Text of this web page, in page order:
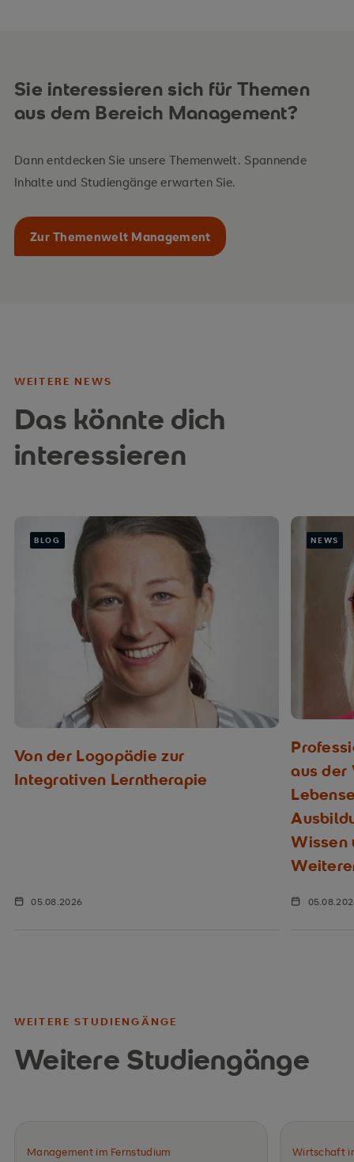
Sie interessieren sich für Themen
aus dem Bereich Management?
Dann entdecken Sie unsere Themenwelt. Spannende
Inhalte und Studiengänge erwarten Sie.
Zur Themenwelt Management
WEITERE NEWS
Das könnte dich
interessieren
BLOG
Von der Logopädie zur
Integrativen Lerntherapie
05.08.2026
NEWS
aus der
Wissen
WEITERE STUDIENGÄNGE
Weitere Studiengänge
Management im Fernstudium Wirtschaft